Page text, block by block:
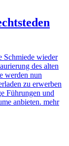
Schmiede wieder
des alten
werden nun
zu erwerben
Führungen und
anbieten. mehr